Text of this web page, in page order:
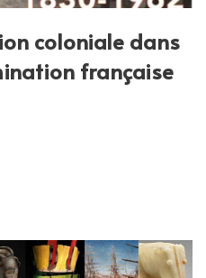
coloniale dans
française